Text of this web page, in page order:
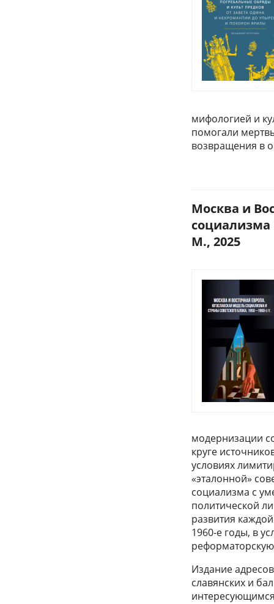
мифологией и
помогали
возвращения в
Москва и
социализма
М., 2025
модернизации
круге
условиях
«эталонной»
социализма с
политической
развития
1960-е годы, в
Издание
славянских и